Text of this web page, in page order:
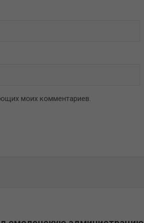
моих комментариев.